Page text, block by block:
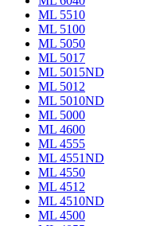
ML 5510
ML 5100
ML 5050
ML 5017
ML 5015ND
ML 5012
ML 5010ND
ML 5000
ML 4600
ML 4555
ML 4551ND
ML 4550
ML 4512
ML 4510ND
ML 4500